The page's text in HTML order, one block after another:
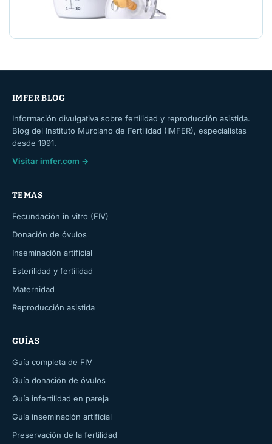
IMFER BLOG
Información divulgativa sobre fertilidad y reproducción asistida.
Blog del Instituto Murciano de Fertilidad (IMFER), especialistas
desde 1991.
Visitar imfer.com →
TEMAS
Fecundación in vitro (FIV)
Donación de óvulos
Inseminación artificial
Esterilidad y fertilidad
Maternidad
Reproducción asistida
GUÍAS
Guía completa de FIV
Guía donación de óvulos
Guía infertilidad en pareja
Guía inseminación artificial
Preservación de la fertilidad